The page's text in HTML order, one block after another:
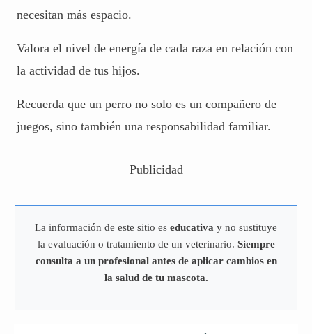
necesitan más espacio.
Valora el nivel de energía de cada raza en relación con
la actividad de tus hijos.
Recuerda que un perro no solo es un compañero de
juegos, sino también una responsabilidad familiar.
Publicidad
La información de este sitio es educativa y no sustituye
la evaluación o tratamiento de un veterinario. Siempre
consulta a un profesional antes de aplicar cambios en
la salud de tu mascota.